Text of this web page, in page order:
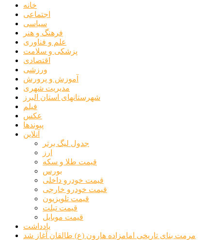
خانه
اجتماعی
سیاسی
فرهنگ و هنر
علم و فناوری
پزشکی و سلامت
اقتصادی
ورزشی
آموزش و پرورش
مدیریت شهری
شهرستانهای استان البرز
فیلم
عکس
پیوندها
آنلاین
جدول لیگ برتر
ارز
قیمت طلا و سکه
بورس
قیمت خودرو داخلی
قیمت خودرو خارجی
قیمت تلویزیون
قیمت تبلت
قیمت موبایل
یادداشت
مرمت بنای تاریخی امامزاده هارون (ع) طالقان آغاز شد